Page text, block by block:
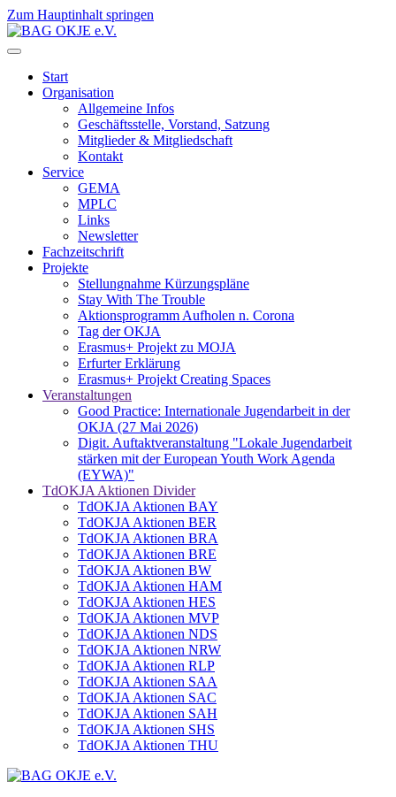
Zum Hauptinhalt springen
Start
Organisation
Allgemeine Infos
Geschäftsstelle, Vorstand, Satzung
Mitglieder & Mitgliedschaft
Kontakt
Service
GEMA
MPLC
Links
Newsletter
Fachzeitschrift
Projekte
Stellungnahme Kürzungspläne
Stay With The Trouble
Aktionsprogramm Aufholen n. Corona
Tag der OKJA
Erasmus+ Projekt zu MOJA
Erfurter Erklärung
Erasmus+ Projekt Creating Spaces
Veranstaltungen
Good Practice: Internationale Jugendarbeit in der
OKJA (27 Mai 2026)
Digit. Auftaktveranstaltung "Lokale Jugendarbeit
stärken mit der European Youth Work Agenda
(EYWA)"
TdOKJA Aktionen Divider
TdOKJA Aktionen BAY
TdOKJA Aktionen BER
TdOKJA Aktionen BRA
TdOKJA Aktionen BRE
TdOKJA Aktionen BW
TdOKJA Aktionen HAM
TdOKJA Aktionen HES
TdOKJA Aktionen MVP
TdOKJA Aktionen NDS
TdOKJA Aktionen NRW
TdOKJA Aktionen RLP
TdOKJA Aktionen SAA
TdOKJA Aktionen SAC
TdOKJA Aktionen SAH
TdOKJA Aktionen SHS
TdOKJA Aktionen THU